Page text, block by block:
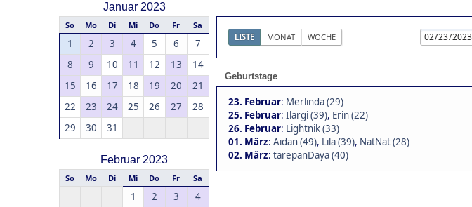
Januar 2023
So Mo Di Mi Do Fr Sa
1 2 3 4 5 6
7
8
9 10 11 12 13
14
15
16 17 18 19 20
21
22
23 24 25 26 27
28
29
30 31
Februar 2023
So Mo Di Mi Do Fr Sa
1 2 3
4
LISTE MONAT WOCHE
Geburtstage
23. Februar: Merlinda (29)
25. Februar: Ilargi (39), Erin (22)
26. Februar: Lightnik (33)
01. März: Aidan (49), Lila (39), NatNat (28)
02. März: tarepanDaya (40)